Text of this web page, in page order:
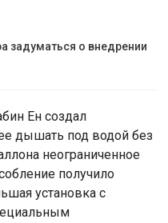
задуматься о внедрении
Ен создал
дышать под водой без
неограниченное
получило
установка с